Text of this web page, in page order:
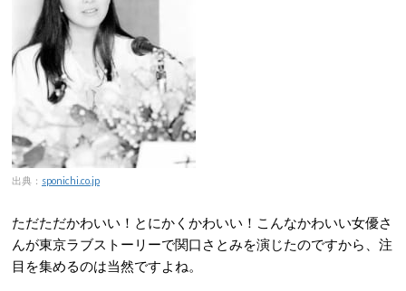
出典： sponichi.co.jp
ただただかわいい！とにかくかわいい！こんなかわいい女優さ
んが東京ラブストーリーで関口さとみを演じたのですから、注
目を集めるのは当然ですよね。